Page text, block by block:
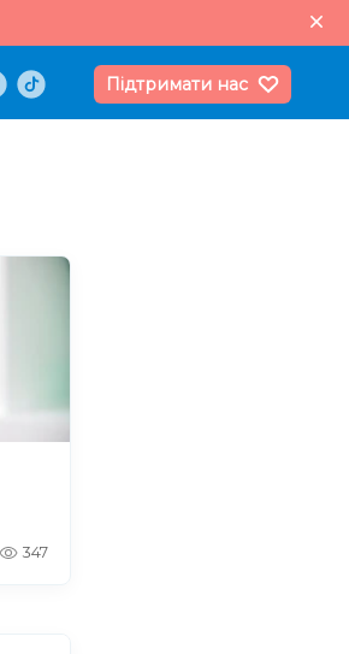
Підтримати нас
347